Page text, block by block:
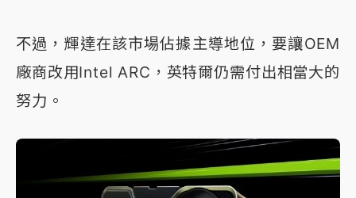
不過，輝達在該市場佔據主導地位，要讓OEM
廠商改用Intel ARC，英特爾仍需付出相當大的
努力。